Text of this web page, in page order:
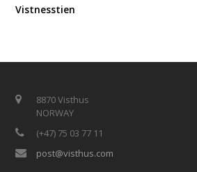
Vistnesstien
8870 Visthus
NORWAY
(+47) 75 03 77 11
post@visthus.com